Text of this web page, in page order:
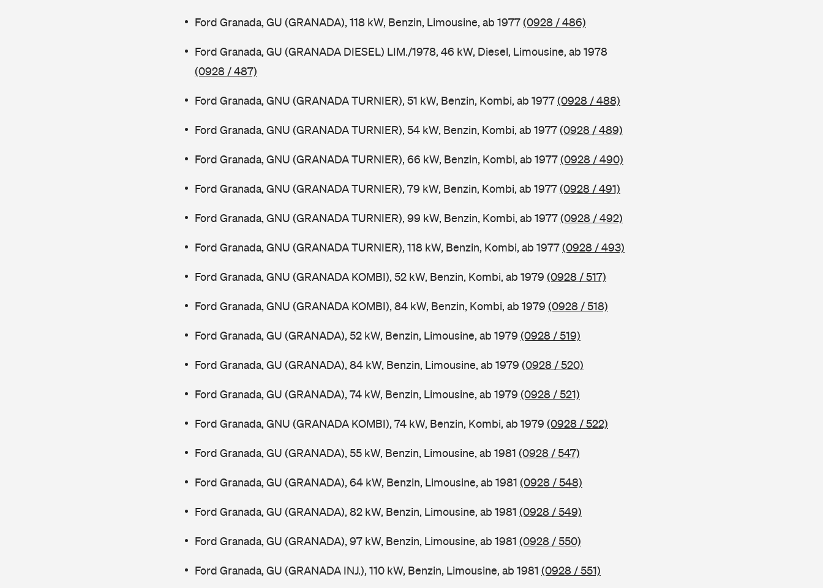
Ford Granada, GU (GRANADA), 118 kW, Benzin, Limousine, ab 1977(0928 / 486)
Ford Granada, GU (GRANADA DIESEL) LIM./1978, 46 kW, Diesel, Limousine, ab 1978
(0928 / 487)
Ford Granada, GNU (GRANADA TURNIER), 51 kW, Benzin, Kombi, ab 1977(0928 / 488)
Ford Granada, GNU (GRANADA TURNIER), 54 kW, Benzin, Kombi, ab 1977(0928 / 489)
Ford Granada, GNU (GRANADA TURNIER), 66 kW, Benzin, Kombi, ab 1977(0928 / 490)
Ford Granada, GNU (GRANADA TURNIER), 79 kW, Benzin, Kombi, ab 1977(0928 / 491)
Ford Granada, GNU (GRANADA TURNIER), 99 kW, Benzin, Kombi, ab 1977(0928 / 492)
Ford Granada, GNU (GRANADA TURNIER), 118 kW, Benzin, Kombi, ab 1977(0928 / 493)
Ford Granada, GNU (GRANADA KOMBI), 52 kW, Benzin, Kombi, ab 1979 (0928 / 517)
Ford Granada, GNU (GRANADA KOMBI), 84 kW, Benzin, Kombi, ab 1979 (0928 / 518)
Ford Granada, GU (GRANADA), 52 kW, Benzin, Limousine, ab 1979 (0928 / 519)
Ford Granada, GU (GRANADA), 84 kW, Benzin, Limousine, ab 1979 (0928 / 520)
Ford Granada, GU (GRANADA), 74 kW, Benzin, Limousine, ab 1979 (0928 / 521)
Ford Granada, GNU (GRANADA KOMBI), 74 kW, Benzin, Kombi, ab 1979 (0928 / 522)
Ford Granada, GU (GRANADA), 55 kW, Benzin, Limousine, ab 1981 (0928 / 547)
Ford Granada, GU (GRANADA), 64 kW, Benzin, Limousine, ab 1981 (0928 / 548)
Ford Granada, GU (GRANADA), 82 kW, Benzin, Limousine, ab 1981 (0928 / 549)
Ford Granada, GU (GRANADA), 97 kW, Benzin, Limousine, ab 1981 (0928 / 550)
Ford Granada, GU (GRANADA INJ.), 110 kW, Benzin, Limousine, ab 1981 (0928 / 551)